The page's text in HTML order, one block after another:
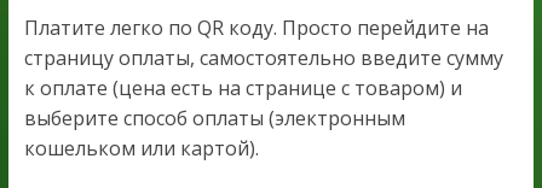
Платите легко по QR коду. Просто перейдите на
страницу оплаты, самостоятельно введите сумму
к оплате (цена есть на странице с товаром) и
выберите способ оплаты (электронным
кошельком или картой).